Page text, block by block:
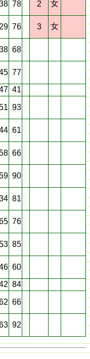
78 2 女
29 76 3 女
68
77
41
93
61
66
90
81
76
85
60
84
66
92